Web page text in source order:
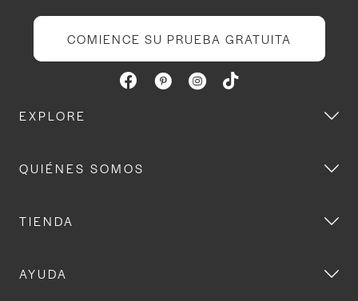
COMIENCE SU PRUEBA GRATUITA
EXPLORE
QUIÉNES SOMOS
TIENDA
AYUDA